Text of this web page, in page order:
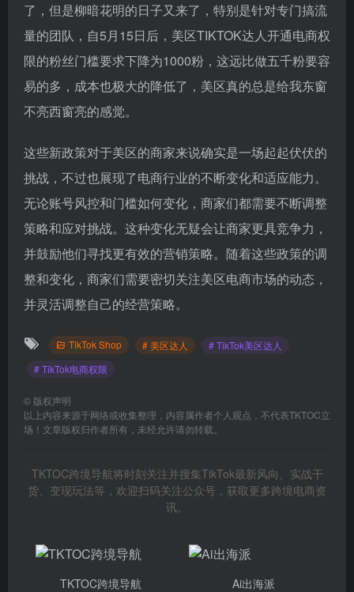
了，但是柳暗花明的日子又来了，特别是针对专门搞流
量的团队，自5月15日后，美区TIKTOK达人开通电商权
限的粉丝门槛要求下降为1000粉，这远比做五千粉要容
易的多，成本也极大的降低了，美区真的总是给我东窗
不亮西窗亮的感觉。
这些新政策对于美区的商家来说确实是一场起起伏伏的
挑战，不过也展现了电商行业的不断变化和适应能力。
无论账号风控和门槛如何变化，商家们都需要不断调整
策略和应对挑战。这种变化无疑会让商家更具竞争力，
并鼓励他们寻找更有效的营销策略。随着这些政策的调
整和变化，商家们需要密切关注美区电商市场的动态，
并灵活调整自己的经营策略。
TikTok Shop # 美区达人
# TikTok美区达人
# TikTok电商权限
© 版权声明
以上内容来源于网络或收集整理，内容属作者个人观点，不代表TKTOC立
场！文章版权归作者所有，未经允许请勿转载。
TKTOC跨境导航将时刻关注并搜集TikTok最新风向、实战干
货、变现玩法等，欢迎扫码关注公众号，获取更多跨境电商资
讯。
TKTOC跨境导航 Ai出海派